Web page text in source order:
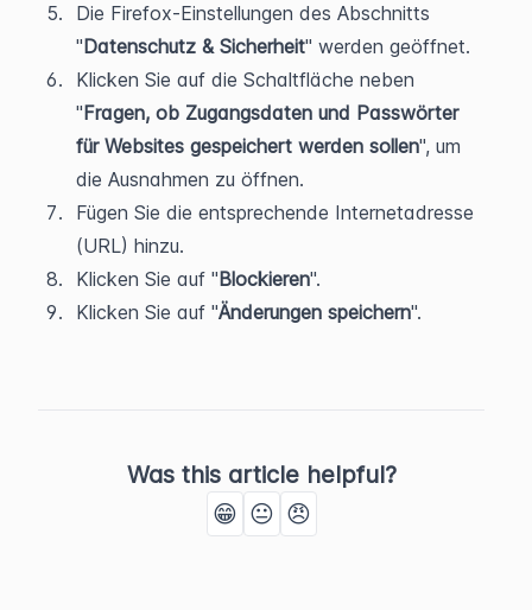
Die Firefox-Einstellungen des Abschnitts
"Datenschutz & Sicherheit" werden geöffnet.
Klicken Sie auf die Schaltfläche neben
"Fragen, ob Zugangsdaten und Passwörter
für Websites gespeichert werden sollen", um
die Ausnahmen zu öffnen.
Fügen Sie die entsprechende Internetadresse
(URL) hinzu.
Klicken Sie auf "Blockieren".
Klicken Sie auf "Änderungen speichern".
Was this article helpful?
😁 😐 😠